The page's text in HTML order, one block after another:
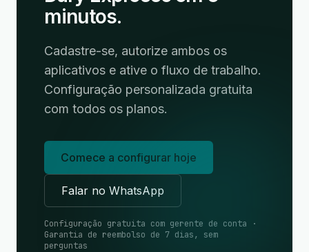
minutos.
Cadastre-se, autorize ambos os
aplicativos e ative o fluxo de trabalho.
Configuração personalizada gratuita
com todos os planos.
Comece a configurar hoje
Falar no WhatsApp
Configuração gratuita com gerente de conta ·
Garantia de reembolso de 7 dias, sem
perguntas